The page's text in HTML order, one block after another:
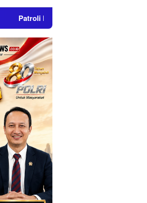
Jabar, Jaga Lembang Tetap Aman dan